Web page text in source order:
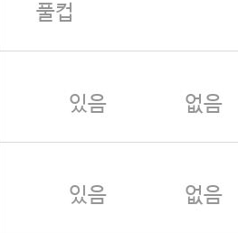
풀컵
있음 없음
있음 없음